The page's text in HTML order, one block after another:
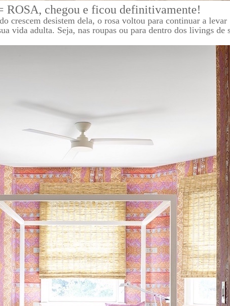
ROSA, chegou e ficou definitivamente!
crescem desistem dela, o rosa voltou para continuar a levar
vida adulta. Seja, nas roupas ou para dentro dos livings de